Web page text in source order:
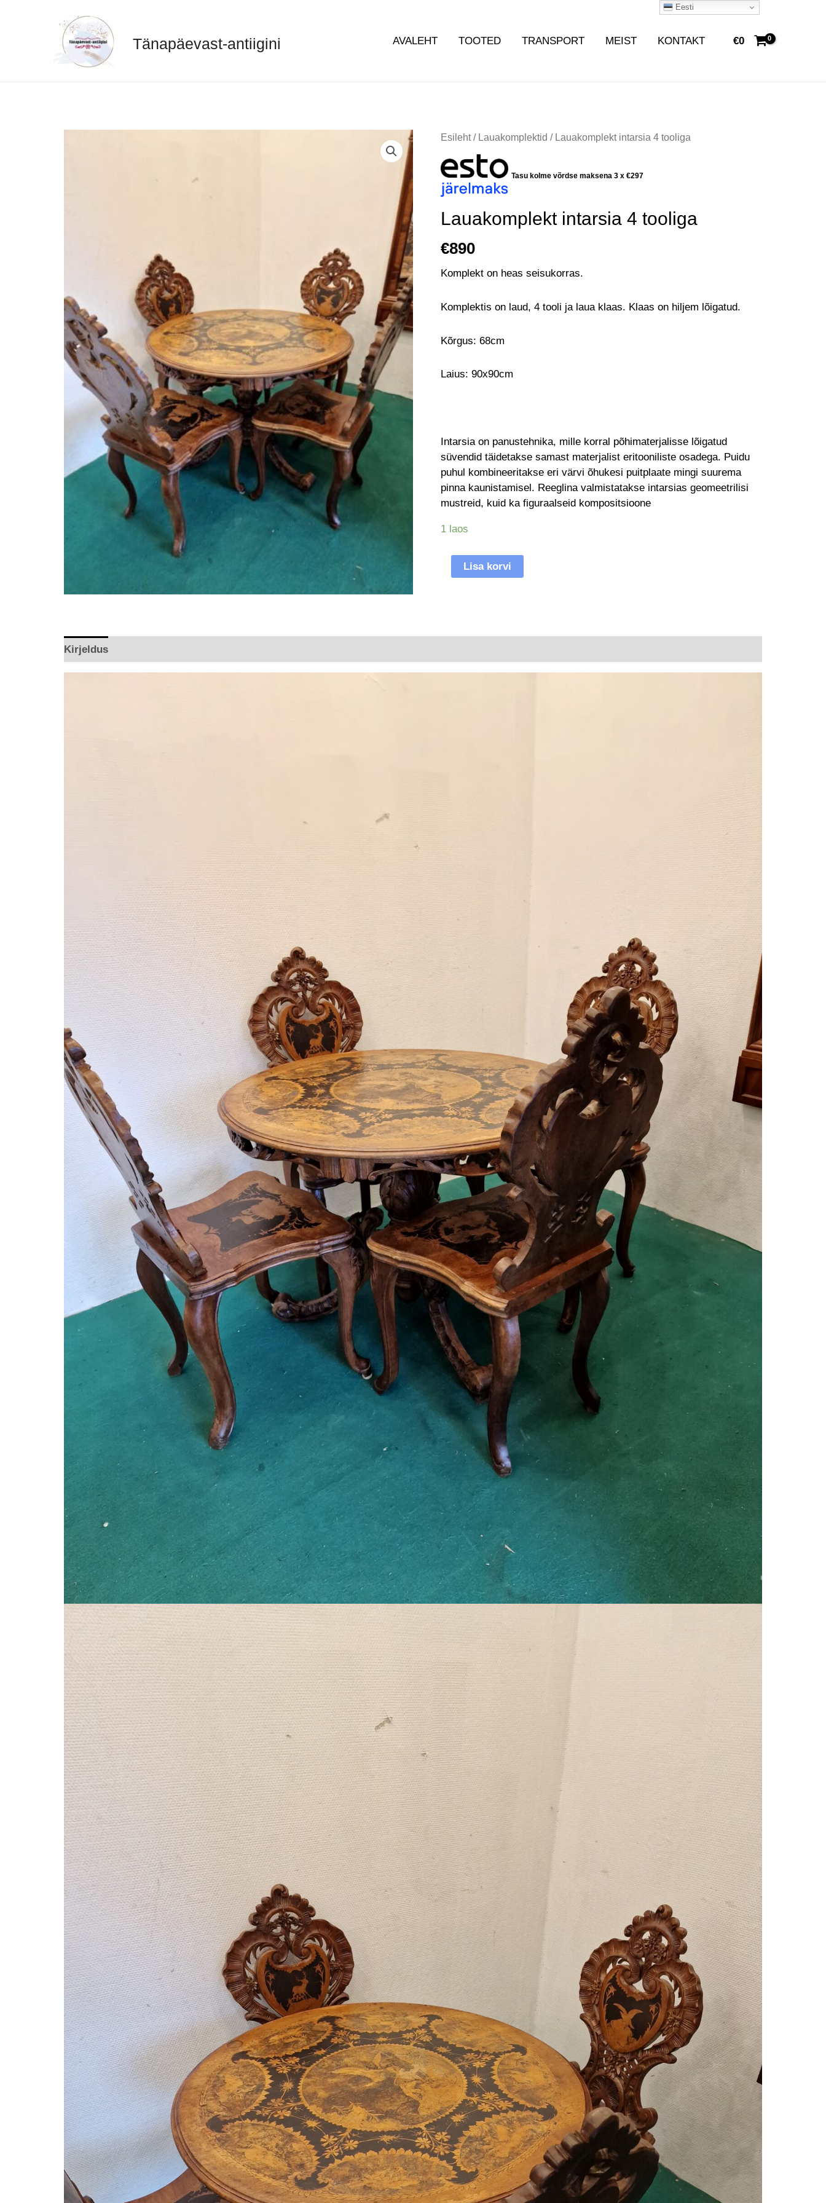
Tänapäevast-antiigini AVALEHT TOOTED TRANSPORT MEIST KONTAKT €0
Esileht/ Lauakomplektid / Lauakomplekt intarsia 4 tooliga
Tasu kolme võrdse maksena 3 x€297
Lauakomplekt intarsia 4 tooliga
€890
Komplekt on heas seisukorras.
Komplektis on laud, 4 tooli ja laua klaas. Klaas on hiljem lõigatud.
Kõrgus: 68cm
Laius: 90x90cm
Intarsia on panustehnika, mille korral põhimaterjalisse lõigatud
süvendid täidetakse samast materjalist eritooniliste osadega. Puidu
puhul kombineeritakse eri värvi õhukesi puitplaate mingi suurema
pinna kaunistamisel. Reeglina valmistatakse intarsias geomeetrilisi
mustreid, kuid ka figuraalseid kompositsioone
1 laos
Lauakomplekt
4
tooliga
kogus
Lisa korvi
Kirjeldus
Eesti